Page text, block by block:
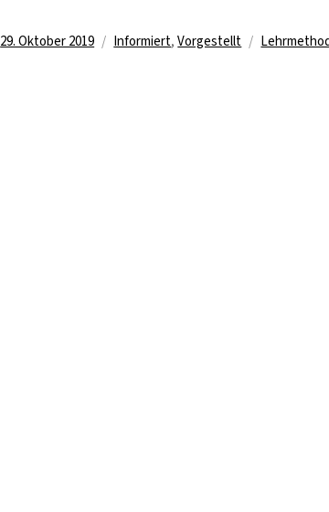
Veröffentlicht
29. Oktober 2019 Kategorien
Informiert,Vorgestellt